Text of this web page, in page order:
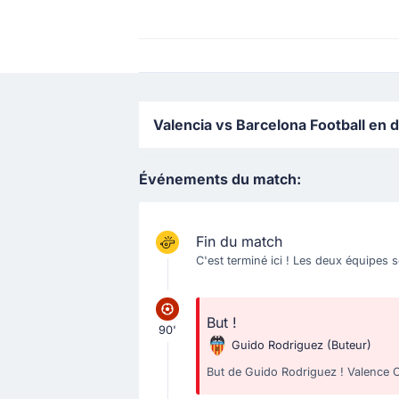
Valencia vs Barcelona Football
Événements du match:
Fin du match
C'est terminé ici ! Les deux équipes
90' But !
Guido Rodriguez (Buteur)
But de Guido Rodriguez ! Valence